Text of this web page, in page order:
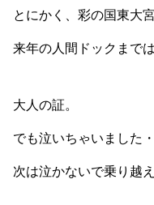
とにかく、彩の国東大
来年の人間ドックまで
大人の証。
でも泣いちゃいました・
次は泣かないで乗り越